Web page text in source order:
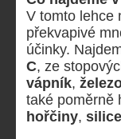
V tomto lehce
překvapivé
účinky.
C, ze
vápník,
také poměrně
hořčiny, silice